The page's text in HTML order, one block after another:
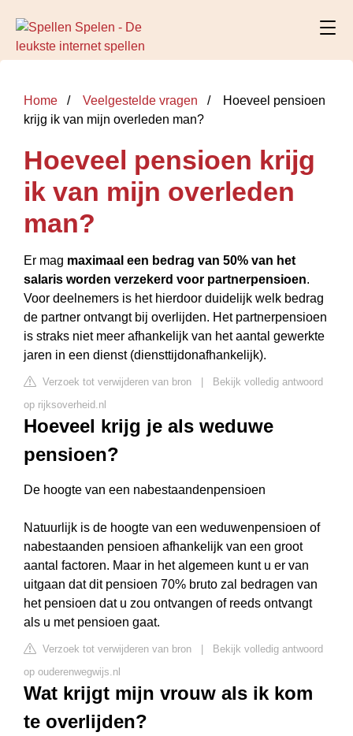
Home Veelgestelde vragen
Hoeveel pensioen
krijg ik van mijn overleden man?
Hoeveel pensioen krijg
ik van mijn overleden
man?
Er mag maximaal een bedrag van 50% van het
salaris worden verzekerd voor partnerpensioen.
Voor deelnemers is het hierdoor duidelijk welk bedrag
de partner ontvangt bij overlijden. Het partnerpensioen
is straks niet meer afhankelijk van het aantal gewerkte
jaren in een dienst (diensttijdonafhankelijk).
Verzoek tot verwijderen van bron
Bekijk volledig antwoord
op rijksoverheid.nl
Hoeveel krijg je als weduwe
pensioen?
De hoogte van een nabestaandenpensioen
Natuurlijk is de hoogte van een weduwenpensioen of
nabestaanden pensioen afhankelijk van een groot
aantal factoren. Maar in het algemeen kunt u er van
uitgaan dat dit pensioen 70% bruto zal bedragen van
het pensioen dat u zou ontvangen of reeds ontvangt
als u met pensioen gaat.
Verzoek tot verwijderen van bron
Bekijk volledig antwoord
op ouderenwegwijs.nl
Wat krijgt mijn vrouw als ik kom
te overlijden?